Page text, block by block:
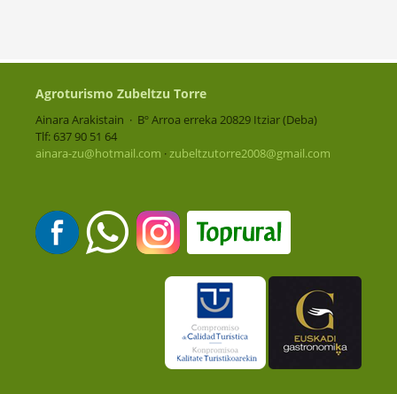
Agroturismo Zubeltzu Torre
Ainara Arakistain · Bº Arroa erreka 20829 Itziar (Deba)
Tlf: 637 90 51 64
ainara-zu@hotmail.com ·zubeltzutorre2008@gmail.com